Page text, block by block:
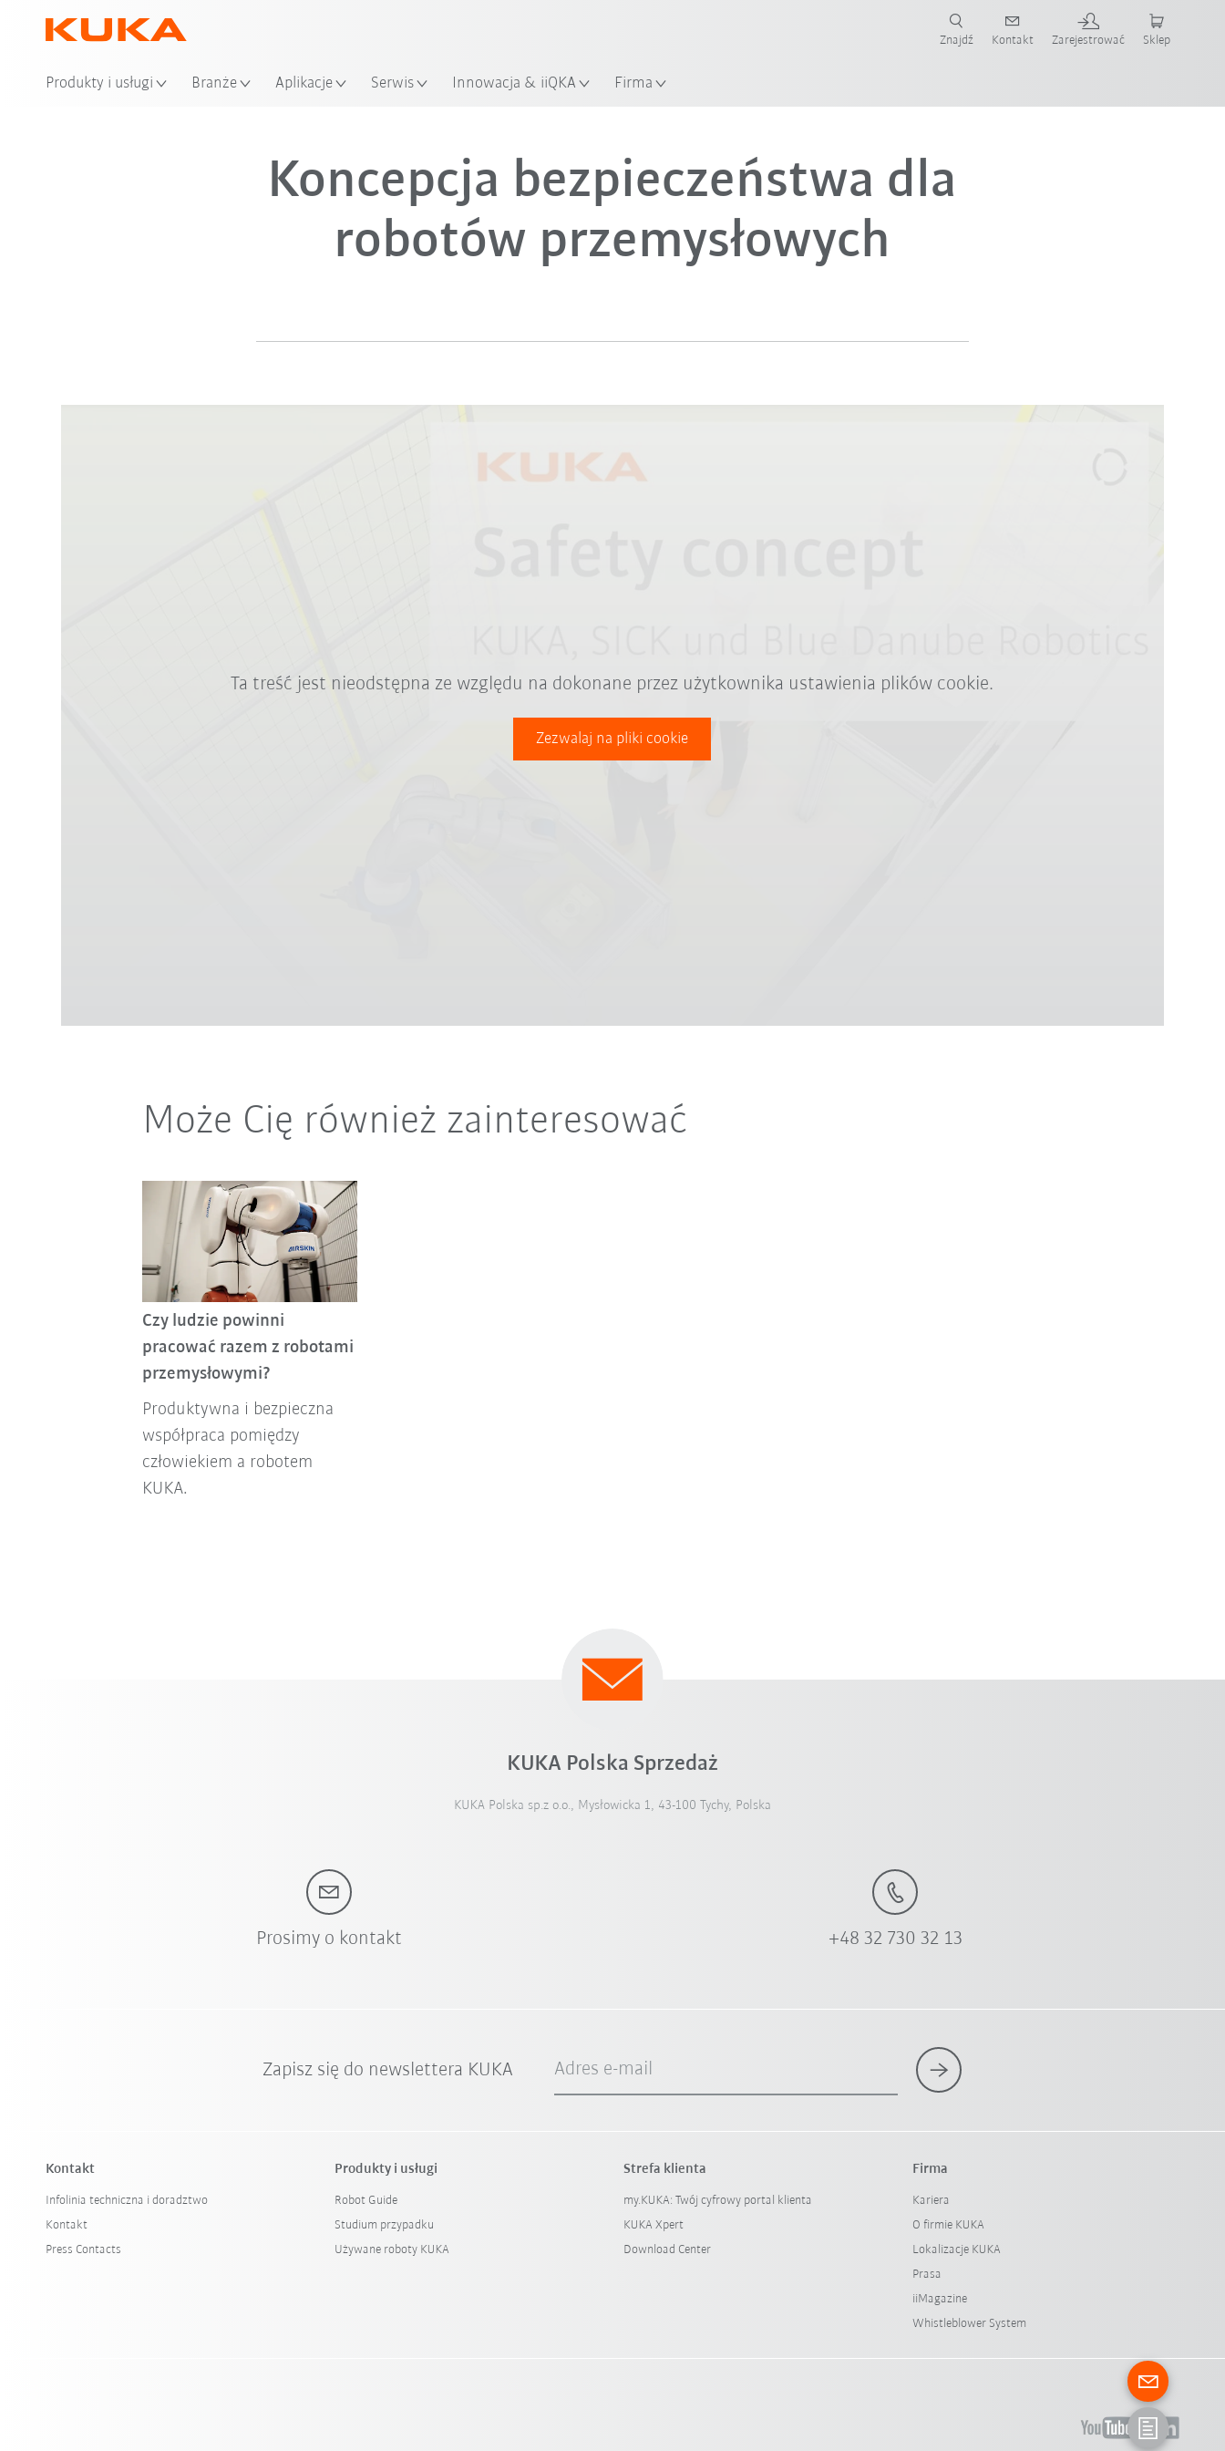
Produkty i usługi Branże Aplikacje Serwis Innowacja & iiQKA Firma
Znajdź Kontakt Zarejestrować Sklep
Koncepcja bezpieczeństwa dla
robotów przemysłowych
Ta treść jest nieodstępna ze względu na dokonane przez użytkownika ustawienia plików cookie.
Zezwalaj na pliki cookie
Może Cię również zainteresować
Czy ludzie powinni
pracować razem z robotami
przemysłowymi?
Produktywna i bezpieczna
współpraca pomiędzy
człowiekiem a robotem
KUKA.
KUKA Polska Sprzedaż
KUKA Polska sp.z o.o., Mysłowicka 1, 43-100 Tychy, Polska
Prosimy o kontakt +48 32 730 32 13
Zapisz się do newslettera KUKA Adres e-mail
Kontakt
Infolinia techniczna i doradztwo
Kontakt
Press Contacts
Produkty i usługi
Robot Guide
Studium przypadku
Używane roboty KUKA
Strefa klienta
my.KUKA: Twój cyfrowy portal klienta
KUKA Xpert
Download Center
Firma
Kariera
O firmie KUKA
Lokalizacje KUKA
Prasa
iiMagazine
Whistleblower System